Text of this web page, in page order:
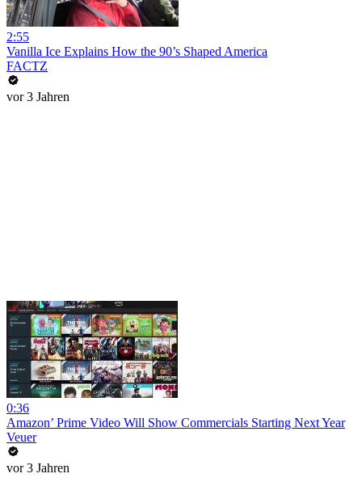
2:55
Vanilla Ice Explains How the 90’s Shaped America
FACTZ
vor 3 Jahren
0:36
Amazon’ Prime Video Will Show Commercials Starting Next Year
Veuer
vor 3 Jahren